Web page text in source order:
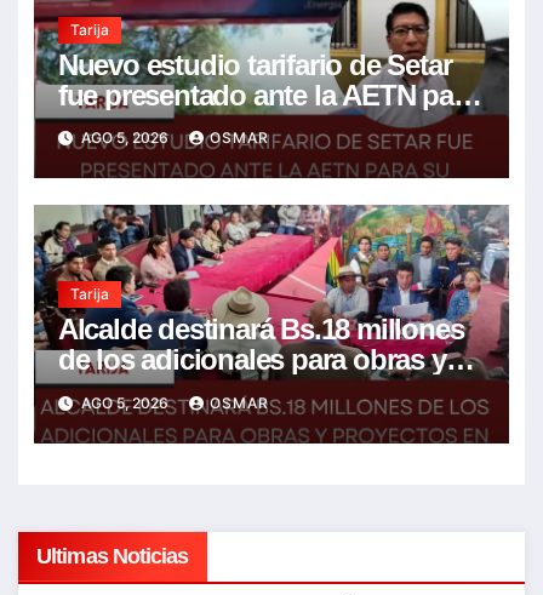
Tarija
Nuevo estudio tarifario de Setar
fue presentado ante la AETN para
su revisión técnica
AGO 5, 2026 OSMAR
Tarija
Alcalde destinará Bs.18 millones
de los adicionales para obras y
proyectos en la ciudad y el campo
AGO 5, 2026 OSMAR
Ultimas Noticias